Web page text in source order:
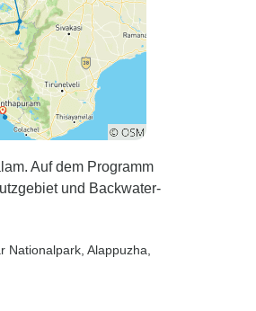
Auf dem Programm
und Backwater-
Nationalpark , Alappuzha